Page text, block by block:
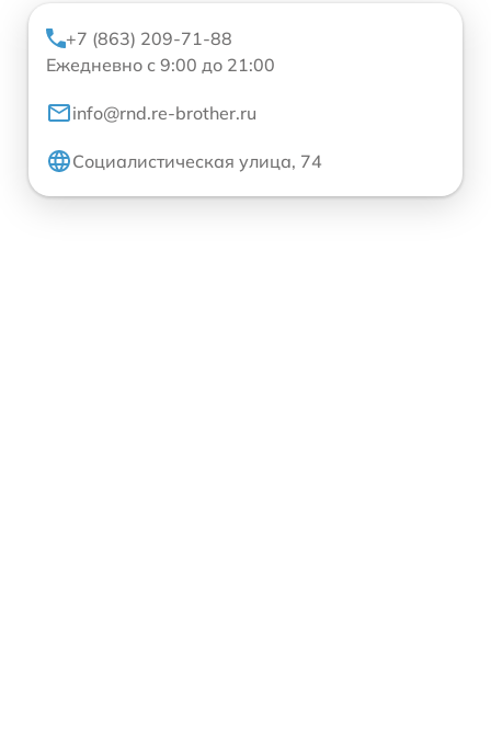
+7 (863) 209-71-88
Ежедневно с 9:00 до 21:00
info@rnd.re-brother.ru
Социалистическая улица, 74